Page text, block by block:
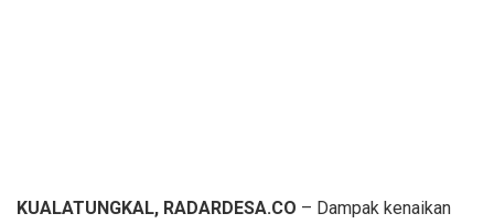
KUALATUNGKAL, RADARDESA.CO – Dampak kenaikan